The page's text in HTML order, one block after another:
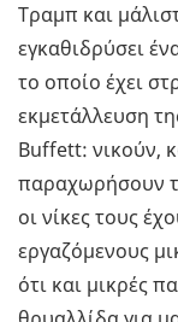
Τραμπ και
εγκαθιδρύσει
το οποίο έχει
εκμετάλλευση
Buffett: νικούν,
παραχωρήσουν
οι νίκες τους
εργαζόμενους
ότι και μικρές